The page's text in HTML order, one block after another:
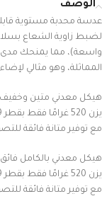
الوصف
عدسة محدبة مستوية
المماثلة، وهو مثالي
هيكل معدني متين وخفيف
مع توفير متانة فائقة
هيكل معدني بالكامل
مع توفير متانة فائقة